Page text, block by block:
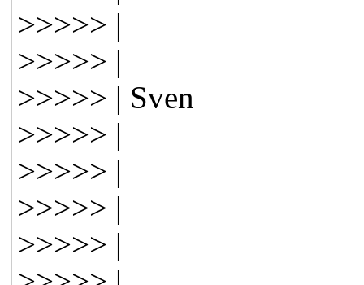
>>>>> |
>>>>> |
>>>>> | Sven
>>>>> |
>>>>> |
>>>>> |
>>>>> |